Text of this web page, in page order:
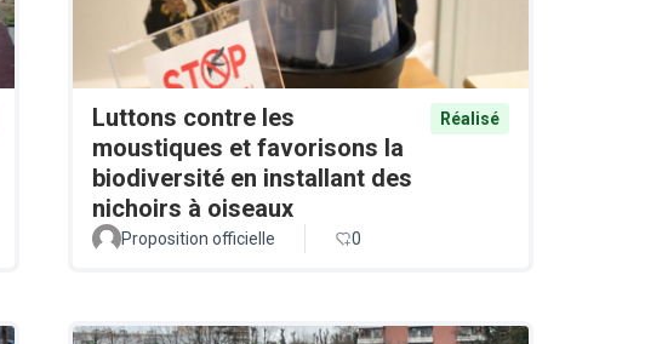
Luttons contre les
moustiques et favorisons la
biodiversité en installant des
nichoirs à oiseaux
Réalisé
Proposition officielle 0